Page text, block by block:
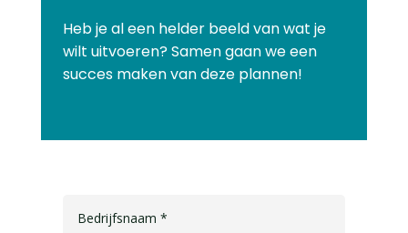
Heb je al een helder beeld van wat je
wilt uitvoeren? Samen gaan we een
succes maken van deze plannen!